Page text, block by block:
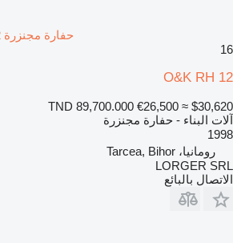
حفارة مجنزرة O&K RH 12
16
O&K RH 12
TND 89,700.000 €26,500 ≈ $30,620
آلات البناء - حفارة مجنزرة
1998
رومانيا، Tarcea, Bihor
LORGER SRL
الاتصال بالبائع